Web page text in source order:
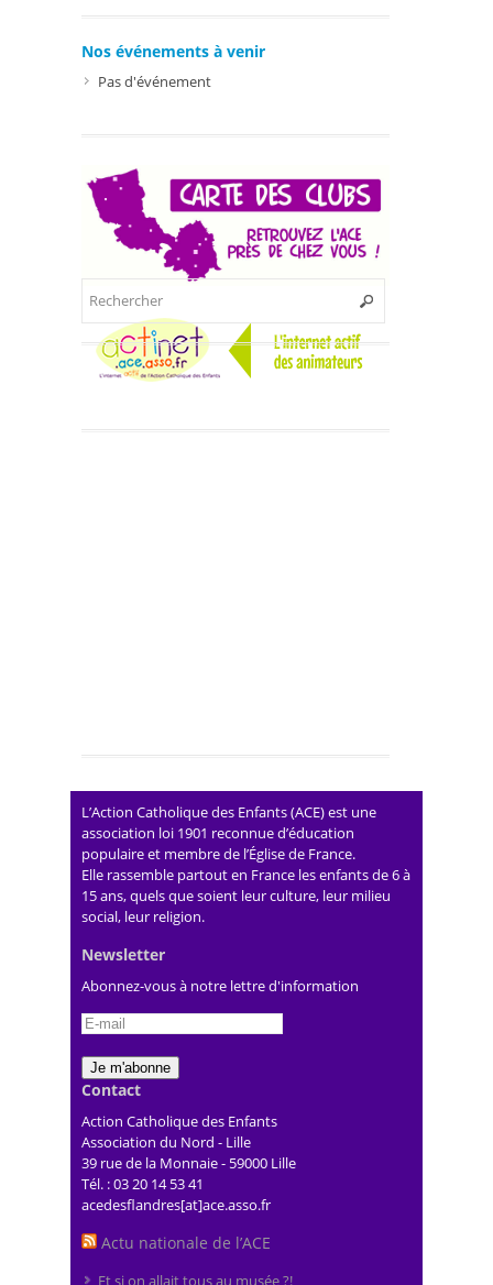
Nos événements à venir
Pas d'événement
L’Action Catholique des Enfants (ACE) est une
association loi 1901 reconnue d’éducation
populaire et membre de l’Église de France.
Elle rassemble partout en France les enfants de 6 à
15 ans, quels que soient leur culture, leur milieu
social, leur religion.
Newsletter
Abonnez-vous à notre lettre d'information
Contact
Action Catholique des Enfants
Association du Nord - Lille
39 rue de la Monnaie - 59000 Lille
Tél. : 03 20 14 53 41
acedesflandres[at]ace.asso.fr
Actu nationale de l’ACE
Et si on allait tous au musée ?!